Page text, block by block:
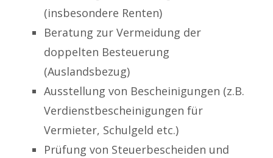
(insbesondere Renten)
Beratung zur Vermeidung der
doppelten Besteuerung
(Auslandsbezug)
Ausstellung von Bescheinigungen (z.B.
Verdienstbescheinigungen für
Vermieter, Schulgeld etc.)
Prüfung von Steuerbescheiden und